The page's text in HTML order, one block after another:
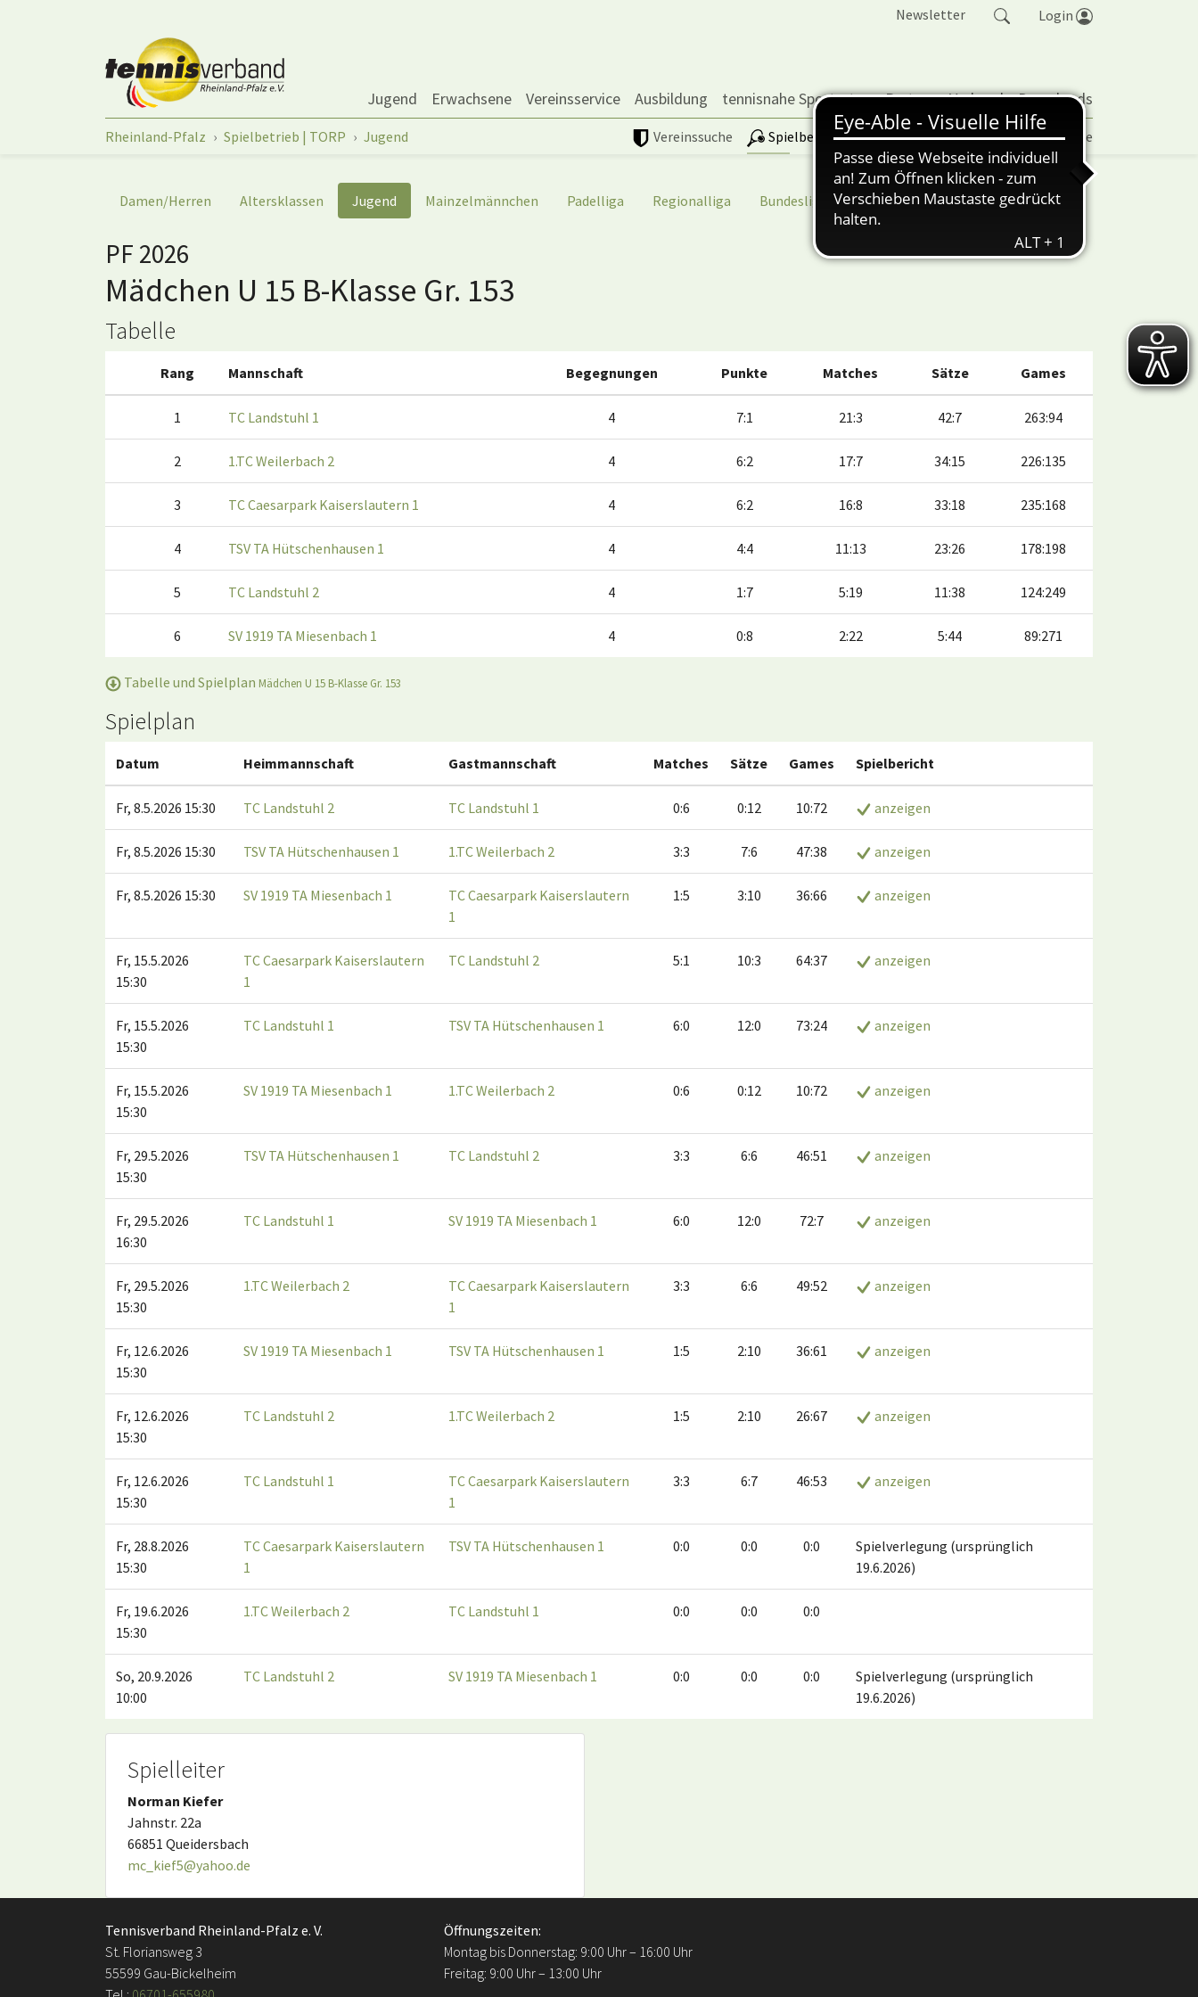
Newsletter Login
Jugend Erwachsene Vereinsservice Ausbildung tennisnahe Sportarten Partner Verband Downloads
Vereinssuche Spielbetrieb | TORP Vereinspokal Turniere
Sie sind hier:
Rheinland-Pfalz Spielbetrieb | TORP Jugend
Damen/Herren Altersklassen Jugend Mainzelmännchen Padelliga Regionalliga Bundesliga nuScore
PF 2026
Mädchen U 15 B-Klasse Gr. 153
Tabelle
Rang Mannschaft Begegnungen Punkte Matches Sätze Games
1 TC Landstuhl 1 4 7:1 21:3 42:7 263:94
2 1.TC Weilerbach 2 4 6:2 17:7 34:15 226:135
3 TC Caesarpark Kaiserslautern 1 4 6:2 16:8 33:18 235:168
4 TSV TA Hütschenhausen 1 4 4:4 11:13 23:26 178:198
5 TC Landstuhl 2 4 1:7 5:19 11:38 124:249
6 SV 1919 TA Miesenbach 1 4 0:8 2:22 5:44 89:271
Tabelle und Spielplan Mädchen U 15 B-Klasse Gr. 153
Spielplan
Datum Heimmannschaft Gastmannschaft Matches Sätze Games Spielbericht
Fr, 8.5.2026 15:30 TC Landstuhl 2 TC Landstuhl 1 0:6 0:12 10:72 anzeigen
Fr, 8.5.2026 15:30 TSV TA Hütschenhausen 1 1.TC Weilerbach 2 3:3 7:6 47:38 anzeigen
Fr, 8.5.2026 15:30 SV 1919 TA Miesenbach 1
TC Caesarpark Kaiserslautern
1
1:5 3:10 36:66 anzeigen
Fr, 15.5.2026
15:30
TC Caesarpark Kaiserslautern
1
TC Landstuhl 2 5:1 10:3 64:37 anzeigen
Fr, 15.5.2026
15:30
TC Landstuhl 1 TSV TA Hütschenhausen 1 6:0 12:0 73:24 anzeigen
Fr, 15.5.2026
15:30
SV 1919 TA Miesenbach 1 1.TC Weilerbach 2 0:6 0:12 10:72 anzeigen
Fr, 29.5.2026
15:30
TSV TA Hütschenhausen 1 TC Landstuhl 2 3:3 6:6 46:51 anzeigen
Fr, 29.5.2026
16:30
TC Landstuhl 1 SV 1919 TA Miesenbach 1 6:0 12:0 72:7 anzeigen
Fr, 29.5.2026
15:30
1.TC Weilerbach 2
TC Caesarpark Kaiserslautern
1
3:3 6:6 49:52 anzeigen
Fr, 12.6.2026
15:30
SV 1919 TA Miesenbach 1 TSV TA Hütschenhausen 1 1:5 2:10 36:61 anzeigen
Fr, 12.6.2026
15:30
TC Landstuhl 2 1.TC Weilerbach 2 1:5 2:10 26:67 anzeigen
Fr, 12.6.2026
15:30
TC Landstuhl 1
TC Caesarpark Kaiserslautern
1
3:3 6:7 46:53 anzeigen
Fr, 28.8.2026
15:30
TC Caesarpark Kaiserslautern
1
TSV TA Hütschenhausen 1 0:0 0:0 0:0
Spielverlegung (ursprünglich
19.6.2026)
Fr, 19.6.2026
15:30
1.TC Weilerbach 2 TC Landstuhl 1 0:0 0:0 0:0
So, 20.9.2026
10:00
TC Landstuhl 2 SV 1919 TA Miesenbach 1 0:0 0:0 0:0
Spielverlegung (ursprünglich
19.6.2026)
Spielleiter
Norman Kiefer
Jahnstr. 22a
66851 Queidersbach
mc_kief5@yahoo.de
Tennisverband Rheinland-Pfalz e. V.
St. Floriansweg 3
55599 Gau-Bickelheim
Öffnungszeiten:
Montag bis Donnerstag: 9:00 Uhr – 16:00 Uhr
Freitag: 9:00 Uhr – 13:00 Uhr